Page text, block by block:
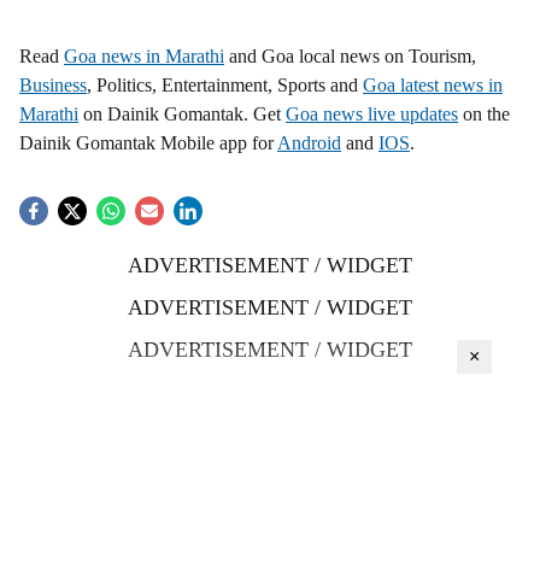
Read Goa news in Marathi and Goa local news on Tourism,
Business, Politics, Entertainment, Sports and Goa latest news in
Marathi on Dainik Gomantak. Get Goa news live updates on the
Dainik Gomantak Mobile app forAndroid and IOS.
ADVERTISEMENT / WIDGET
ADVERTISEMENT / WIDGET
ADVERTISEMENT / WIDGET
×